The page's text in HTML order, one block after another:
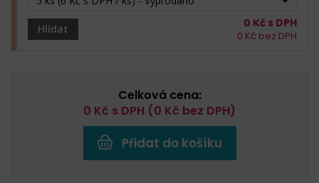
Hlídat 0 Kč s DPH
0 Kč bez DPH
Celková cena:
0 Kč s DPH (0 Kč bez DPH)
Přidat do košíku